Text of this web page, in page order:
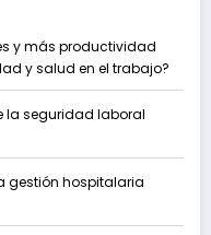
y más productividad
y salud en el trabajo?
la seguridad laboral
gestión hospitalaria